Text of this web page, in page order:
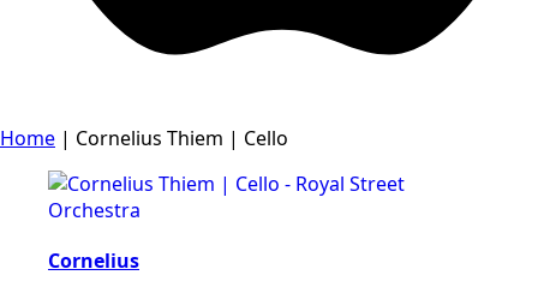
Home | Cornelius Thiem | Cello
Cornelius